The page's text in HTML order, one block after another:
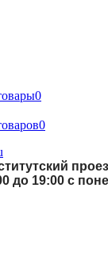
0
0
до 19:00 с